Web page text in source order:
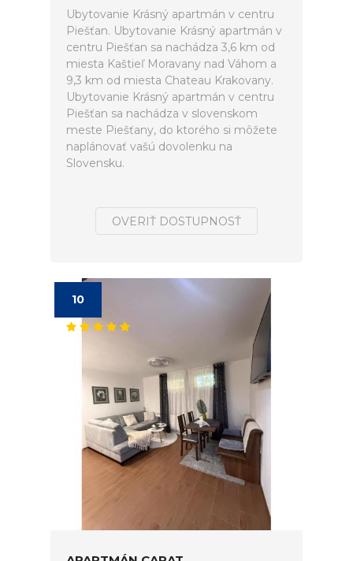
Ubytovanie Krásný apartmán v centru
Piešťan. Ubytovanie Krásný apartmán v
centru Piešťan sa nachádza 3,6 km od
miesta Kaštieľ Moravany nad Váhom a
9,3 km od miesta Chateau Krakovany.
Ubytovanie Krásný apartmán v centru
Piešťan sa nachádza v slovenskom
meste Piešťany, do ktorého si môžete
naplánovať vašú dovolenku na
Slovensku.
OVERIŤ DOSTUPNOSŤ
10